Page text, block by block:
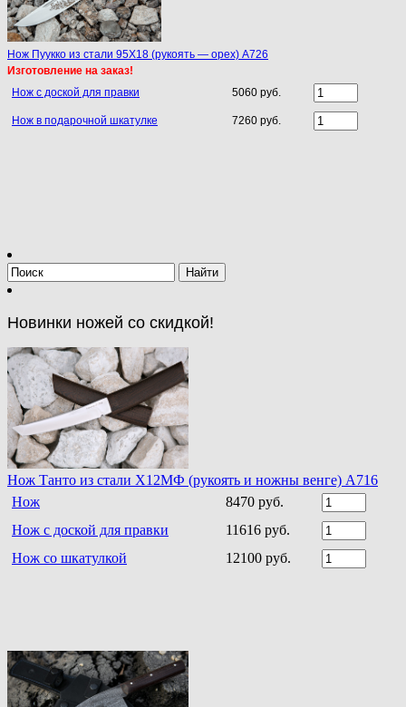
Нож Пуукко из стали 95Х18 (рукоять — орех) A726
Изготовление на заказ!
Нож с доской для правки
5060 руб.
Нож в подарочной шкатулке 7260 руб.
Новинки ножей со скидкой!
Нож Танто из стали Х12МФ (рукоять и ножны венге) A716
Нож
8470 руб.
Нож с доской для правки
11616 руб.
Нож со шкатулкой
12100 руб.